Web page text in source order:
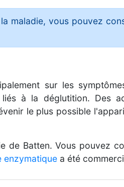
maladie, vous pouvez
sur les
à la déglutition. Des
le plus possible
de Batten. Vous pouvez
enzymatique a été